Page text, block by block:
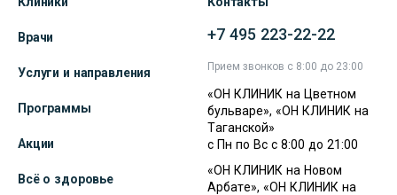
Врачи
Услуги и направления
Программы
Акции
Всё о здоровье
+7 495 223-22-22
Прием звонков с 8:00 до 23:00
«ОН КЛИНИК на Цветном
бульваре», «ОН КЛИНИК на
Таганской»
с Пн по Вс с 8:00 до 21:00
«ОН КЛИНИК на Новом
Арбате», «ОН КЛИНИК на